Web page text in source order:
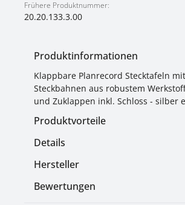
Frühere Produktnummer:
20.20.133.3.00
Produktinformationen
Klappbare Planrecord Stecktafeln mit
Steckbahnen aus robustem
und Zuklappen inkl. Schloss - silber
Produktvorteile
Details
Hersteller
Bewertungen